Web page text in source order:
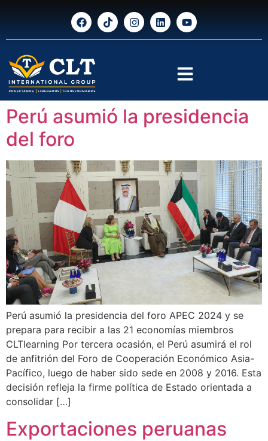
Perú asumió la presidencia
del foro
Perú asumió la presidencia del foro APEC 2024 y se
prepara para recibir a las 21 economías miembros
CLTlearning Por tercera ocasión, el Perú asumirá el rol
de anfitrión del Foro de Cooperación Económico Asia-
Pacífico, luego de haber sido sede en 2008 y 2016. Esta
decisión refleja la firme política de Estado orientada a
consolidar […]
Exportaciones peruanas